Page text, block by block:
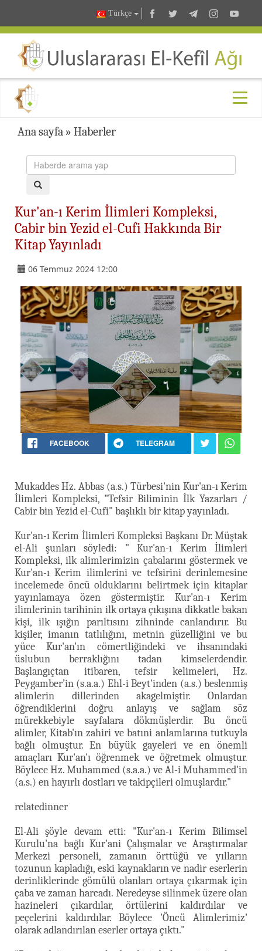
Türkçe
Ana sayfa » Haberler
Kur'an-ı Kerim İlimleri Kompleksi,
Cabir bin Yezid el-Cufi Hakkında Bir
Kitap Yayınladı
06 Temmuz 2024 12:00
FACEBOOK TELEGRAM
Mukaddes Hz. Abbas (a.s.) Türbesi'nin Kur'an-ı Kerim
İlimleri Kompleksi, "Tefsir Biliminin İlk Yazarları /
Cabir bin Yezid el-Cufi" başlıklı bir kitap yayınladı.
Kur'an-ı Kerim İlimleri Kompleksi Başkanı Dr. Müştak
el-Ali şunları söyledi: " Kur'an-ı Kerim İlimleri
Kompleksi, ilk alimlerimizin çabalarını göstermek ve
Kur'an-ı Kerim ilimlerini ve tefsirini derinlemesine
incelemede öncü olduklarını belirtmek için kitaplar
yayınlamaya özen göstermiştir. Kur'an-ı Kerim
ilimlerinin tarihinin ilk ortaya çıkışına dikkatle bakan
kişi, ilk ışığın parıltısını zihninde canlandırır. Bu
kişiler, imanın tatlılığını, metnin güzelliğini ve bu
yüce Kur'an'ın cömertliğindeki ve ihsanındaki
üslubun berraklığını tadan kimselerdendir.
Başlangıçtan itibaren, tefsir kelimeleri, Hz.
Peygamber’in (s.a.a.) Ehl-i Beyt'inden (a.s.) beslenmiş
alimlerin dillerinden akagelmiştir. Onlardan
öğrendiklerini doğru anlayış ve sağlam söz
mürekkebiyle sayfalara dökmüşlerdir. Bu öncü
alimler, Kitab'ın zahiri ve batıni anlamlarına tutkuyla
bağlı olmuştur. En büyük gayeleri ve en önemli
amaçları Kur'an'ı öğrenmek ve öğretmek olmuştur.
Böylece Hz. Muhammed (s.a.a.) ve Al-i Muhammed'in
(a.s.) en hayırlı dostları ve takipçileri olmuşlardır."
relatedinner
El-Ali şöyle devam etti: "Kur'an-ı Kerim Bilimsel
Kurulu'na bağlı Kur'ani Çalışmalar ve Araştırmalar
Merkezi personeli, zamanın örttüğü ve yılların
tozunun kapladığı, eski kaynakların ve nadir eserlerin
derinliklerinde gömülü olanları ortaya çıkarmak için
çaba ve zaman harcadı. Neredeyse silinmek üzere olan
hazineleri çıkardılar, örtülerini kaldırdılar ve
peçelerini kaldırdılar. Böylece 'Öncü Alimlerimiz'
olarak adlandırılan eserler ortaya çıktı."